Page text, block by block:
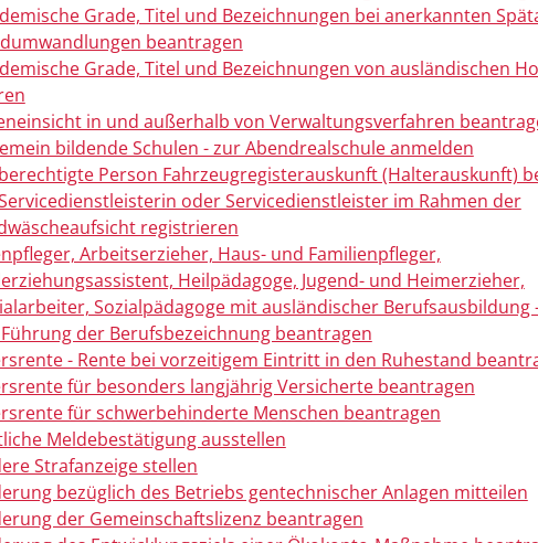
Grade, Titel und Bezeichnungen bei anerkannten
beantragen
Grade, Titel und Bezeichnungen von ausländischen
in und außerhalb von Verwaltungsverfahren
bildende Schulen - zur Abendrealschule anmelden
Person Fahrzeugregisterauskunft (Halterauskunft)
oder Servicedienstleister im Rahmen der
registrieren
Arbeitserzieher, Haus- und Familienpfleger,
Heilpädagoge, Jugend- und Heimerzieher,
Sozialpädagoge mit ausländischer Berufsausbildung
der Berufsbezeichnung beantragen
- Rente bei vorzeitigem Eintritt in den Ruhestand
für besonders langjährig Versicherte beantragen
für schwerbehinderte Menschen beantragen
Meldebestätigung ausstellen
Strafanzeige stellen
bezüglich des Betriebs gentechnischer Anlagen mitteilen
der Gemeinschaftslizenz beantragen